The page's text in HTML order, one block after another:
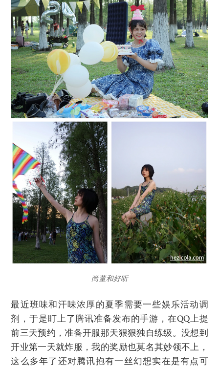
尚董和好听
最近班味和汗味浓厚的夏季需要一些娱乐活动调
剂，于是盯上了腾讯准备发布的手游，在QQ上提
前三天预约，准备开服那天狠狠独自练级。没想到
开业第一天就炸服，我的奖励也莫名其妙领不上，
这么多年了还对腾讯抱有一丝幻想实在是有点可